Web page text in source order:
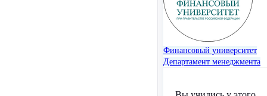
Финансовый университет
Департамент менеджмента